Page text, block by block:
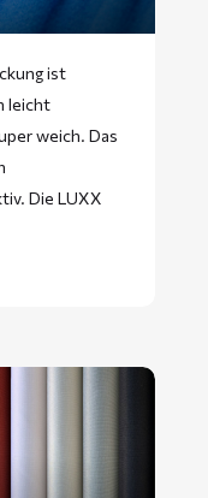
ist
leicht
weich. Das
Die LUXX